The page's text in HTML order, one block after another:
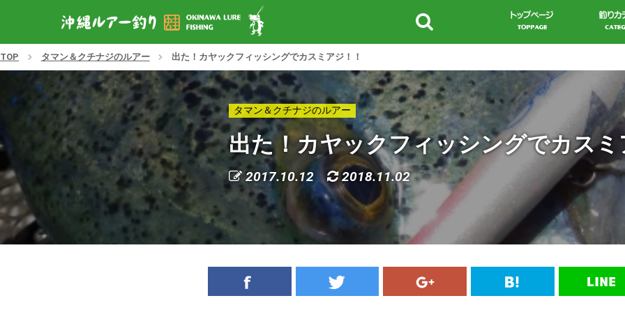
TOP タマン＆クチナジのルアー 出た！カヤックフィッシングでカスミアジ！！
タマン＆クチナジのルアー
出た！カヤックフィッシングでカスミ
2017.10.12 2018.11.02